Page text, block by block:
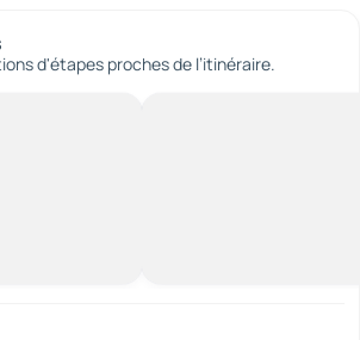
d'étapes proches de l’itinéraire.